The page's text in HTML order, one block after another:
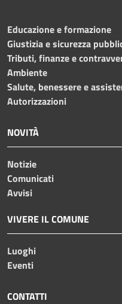
Educazione e formazione
Giustizia e sicurezza
Tributi, finanze e
Ambiente
Salute, benessere e
Autorizzazioni
NOVITÀ
Notizie
Comunicati
Avvisi
VIVERE IL COMUNE
Luoghi
Eventi
CONTATTI